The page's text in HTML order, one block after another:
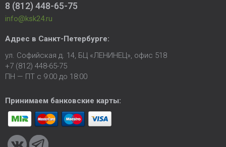
8 (812) 448-65-75
info@ksk24.ru
Адрес в Санкт-Петербурге:
ул. Софийская д. 14, БЦ «ЛЕНИНЕЦ», офис 518
+7 (812) 448-65-75
ПН — ПТ с 9:00 до 18:00
Принимаем банковские карты: